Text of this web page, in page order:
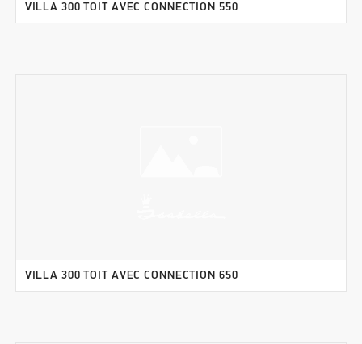
VILLA 300 TOIT AVEC CONNECTION 550
VILLA 300 TOIT AVEC CONNECTION 650